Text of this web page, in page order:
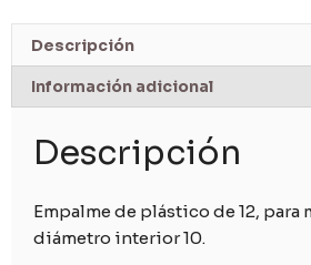
Descripción
Información adicional
Descripción
Empalme de plástico de 12, para
diámetro interior 10.